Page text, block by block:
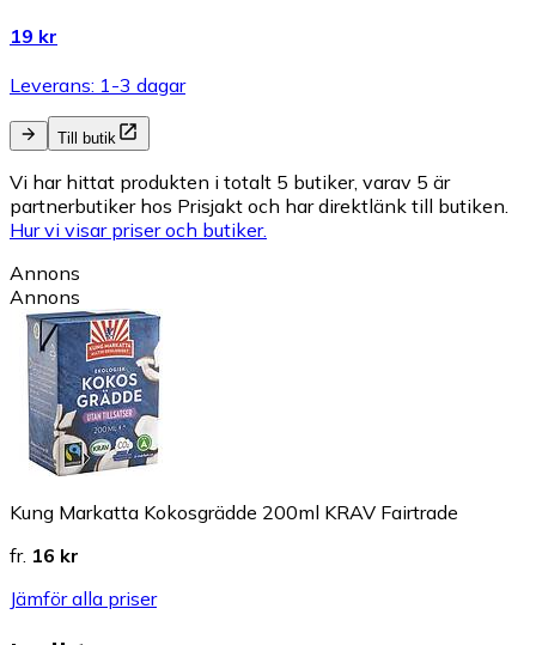
19 kr
Leverans: 1-3 dagar
Till butik
Vi har hittat produkten i totalt 5 butiker, varav 5 är
partnerbutiker hos Prisjakt och har direktlänk till butiken.
Hur vi visar priser och butiker.
Annons
Annons
Kung Markatta Kokosgrädde 200ml KRAV Fairtrade
fr. 16 kr
Jämför alla priser